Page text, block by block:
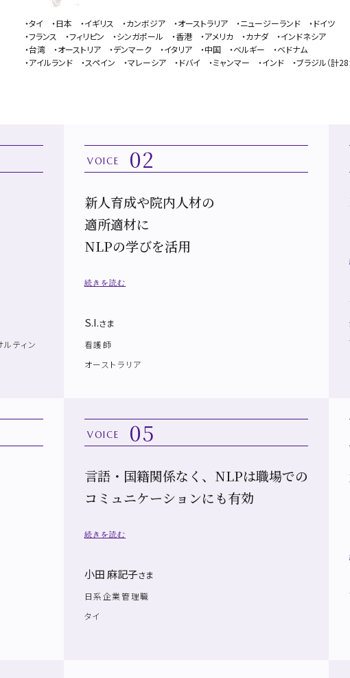
・タイ ・日本 ・イギリス ・カンボジア ・オーストラリア ・ニュージーランド ・ドイツ
・フランス ・フィリピン ・シンガポール ・香港 ・アメリカ ・カナダ ・インドネシア
・台湾 ・オーストリア ・デンマーク ・イタリア ・中国 ・ベルギー ・ベドナム
・アイルランド ・スペイン ・マレーシア ・ドバイ ・ミャンマー ・インド ・ブラジル（計28
ティン
VOICE 02
新人育成や院内人材の
適所適材に
NLPの学びを活用
続きを読む
S.I.さま
看護師
オーストラリア
VOICE 05
言語・国籍関係なく、NLPは職場での
コミュニケーションにも有効
続きを読む
小田 麻記子さま
日系企業管理職
タイ